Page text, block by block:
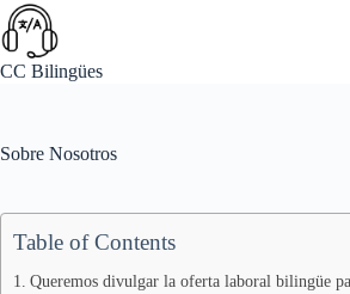
Saltar
al
contenido
CC Bilingües
Sobre Nosotros
Table of Contents
Queremos divulgar la oferta laboral bilingüe